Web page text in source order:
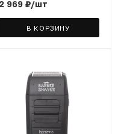
2 969 ₽/шт
В КОРЗИНУ